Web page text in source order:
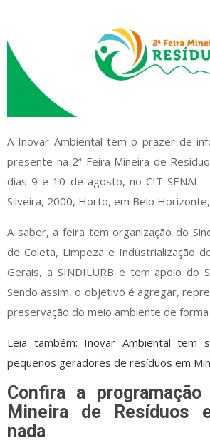
A Inovar Ambiental tem o prazer de
presente na 2ª Feira Mineira de
dias 9 e 10 de agosto, no CIT SENAI –
Silveira, 2000, Horto, em Belo
A saber, a feira tem organização do
de Coleta, Limpeza e Industrialização
Gerais, a SINDILURB e tem apoio do
Sendo assim, o objetivo é agregar,
preservação do meio ambiente de
Leia também: Inovar Ambiental tem
pequenos geradores de resíduos em
Confira a
Mineira de Resíduos
nada